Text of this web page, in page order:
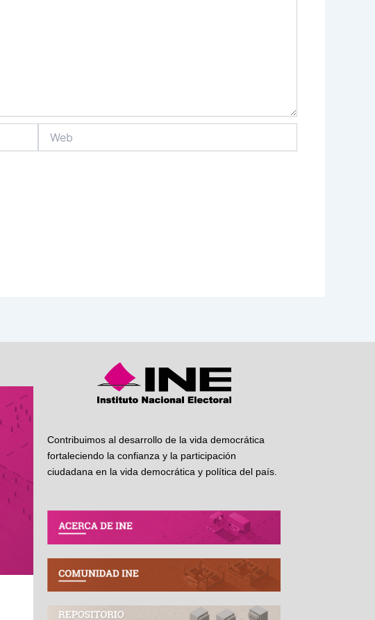
Contribuimos al desarrollo de la vida democrática
fortaleciendo la confianza y la participación
ciudadana en la vida democrática y política del país.